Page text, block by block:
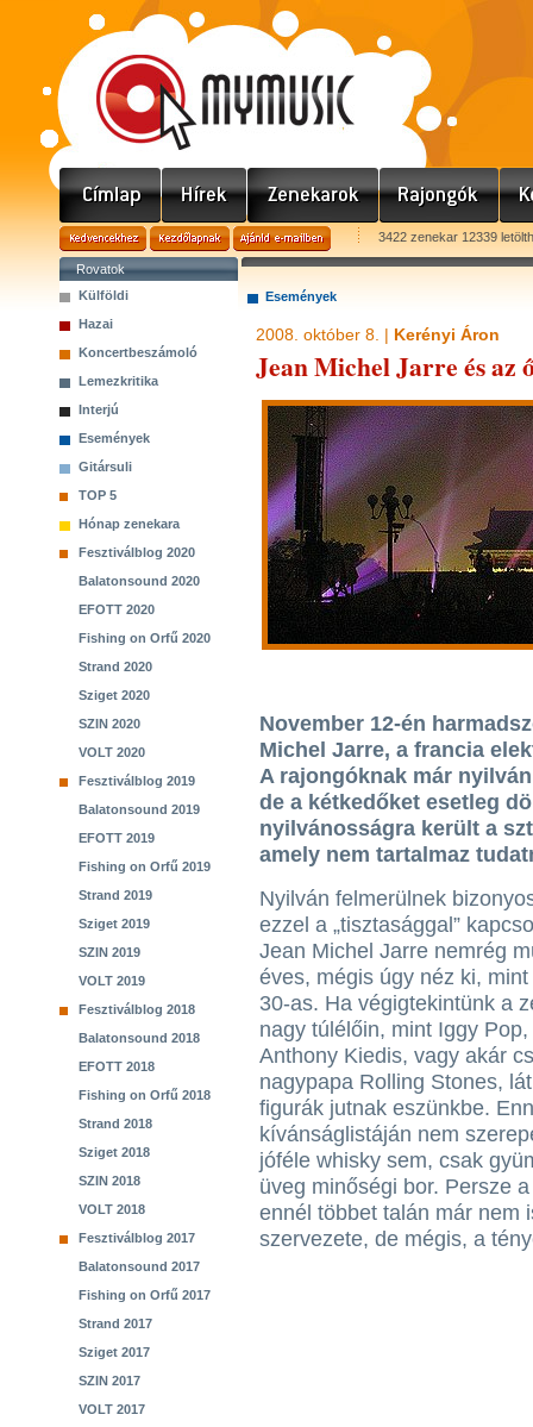
3422 zenekar 12339
Rovatok
Külföldi
Hazai
Koncertbeszámoló
Lemezkritika
Interjú
Események
Gitársuli
TOP 5
Hónap zenekara
Fesztiválblog 2020
Balatonsound 2020
EFOTT 2020
Fishing on Orfű 2020
Strand 2020
Sziget 2020
SZIN 2020
VOLT 2020
Fesztiválblog 2019
Balatonsound 2019
EFOTT 2019
Fishing on Orfű 2019
Strand 2019
Sziget 2019
SZIN 2019
VOLT 2019
Fesztiválblog 2018
Balatonsound 2018
EFOTT 2018
Fishing on Orfű 2018
Strand 2018
Sziget 2018
SZIN 2018
VOLT 2018
Fesztiválblog 2017
Balatonsound 2017
Fishing on Orfű 2017
Strand 2017
Sziget 2017
SZIN 2017
VOLT 2017
Események
2008. október 8. | Kerényi Áron
Jean Michel Jarre és az
November 12-én
Michel Jarre, a francia
A rajongóknak már
de a kétkedőket esetleg
nyilvánosságra került a
amely nem tartalmaz
Nyilván felmerülnek
ezzel a „tisztasággal”
Jean Michel Jarre nemrég
éves, mégis úgy néz ki,
30-as. Ha végigtekintünk a
nagy túlélőin, mint Iggy
Anthony Kiedis, vagy akár
nagypapa Rolling Stones,
figurák jutnak eszünkbe.
kívánságlistáján nem
jóféle whisky sem, csak
üveg minőségi bor. Persze
ennél többet talán már nem
szervezete, de mégis, a